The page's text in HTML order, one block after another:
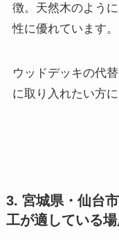
徴。天然木のよう
性に優れています。
ウッドデッキの代
に取り入れたい方に
3. 宮城県・仙台
工が適している